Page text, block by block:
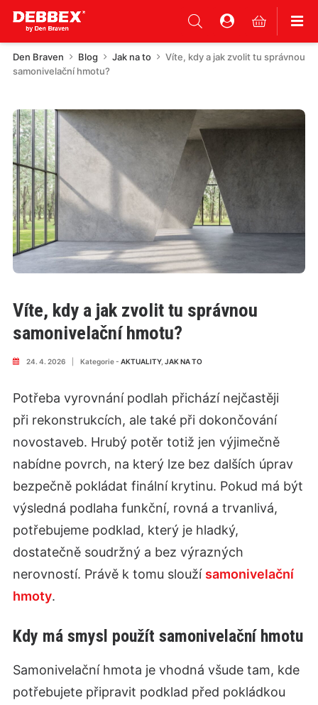
Den Braven Blog Jak na to
Víte, kdy a jak zvolit tu správnou
samonivelační hmotu?
Víte, kdy a jak zvolit tu správnou
samonivelační hmotu?
24. 4. 2026 Kategorie - AKTUALITY, JAK NA TO
Potřeba vyrovnání podlah přichází nejčastěji
při rekonstrukcích, ale také při dokončování
novostaveb. Hrubý potěr totiž jen výjimečně
nabídne povrch, na který lze bez dalších úprav
bezpečně pokládat finální krytinu. Pokud má být
výsledná podlaha funkční, rovná a trvanlivá,
potřebujeme podklad, který je hladký,
dostatečně soudržný a bez výrazných
nerovností. Právě k tomu slouží samonivelační
hmoty.
Kdy má smysl použít samonivelační hmotu
Samonivelační hmota je vhodná všude tam, kde
potřebujete připravit podklad před pokládkou